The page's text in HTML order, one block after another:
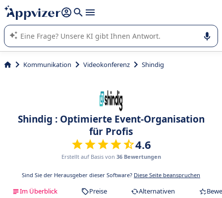
beantworten (mehrere Zeilen mit
Die KI von Appvizer führt Sie bei der Nutzung oder Auswahl
von SaaS-Software in Unternehmen.
Kommunikation Videokonferenz Shindig
Shindig : Optimierte Event-Organisation
für Profis
4.6
Erstellt auf Basis von 36 Bewertungen
Sind Sie der Herausgeber dieser Software? Diese Seite beanspruchen
Im Überblick Preise Alternativen